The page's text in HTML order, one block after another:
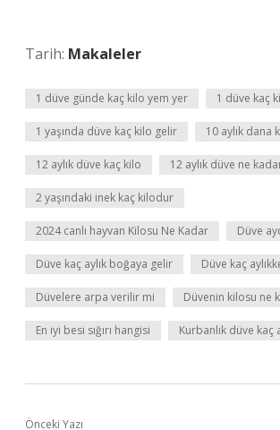
Tarih: Makaleler
1 düve günde kaç kilo yem yer 1 düve kaç
1 yaşında düve kaç kilo gelir 10 aylık dana
12 aylık düve kaç kilo 12 aylık düve ne
2 yaşındaki inek kaç kilodur
2024 canlı hayvan Kilosu Ne Kadar Düve
Düve kaç aylık boğaya gelir Düve kaç
Düvelere arpa verilir mi Düvenin kilosu ne
En iyi besi sığırı hangisi Kurbanlık düve kaç
Önceki Yazı